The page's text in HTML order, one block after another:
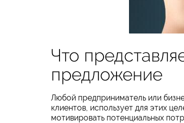
Что
предложение
Любой предприниматель или
клиентов, использует для этих
мотивировать потенциальных